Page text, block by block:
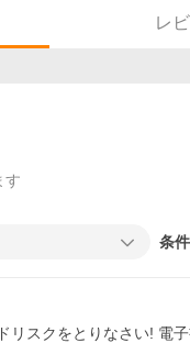
レ
す
条
リスクをとりなさい! 電